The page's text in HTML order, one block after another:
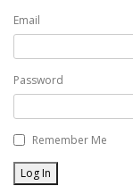
Email
Password
Remember Me